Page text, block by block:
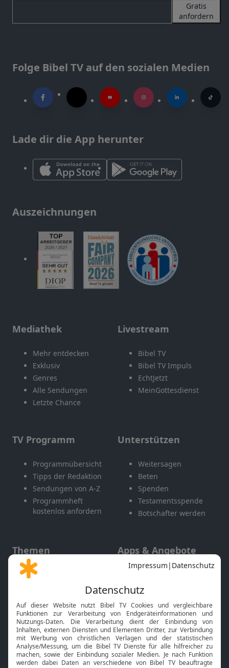
Gratis
anfordern
Folge Bibel TV auf den sozialen Medien
Lade dir die App herunter
Auszeichnungen
Mediathek
Mehr entdecken
Exklusiv
Genres
Alle Sendungen
Letzte Chance
Livestream
Bibel TV
Bibel TV Impuls
EchtJetzt
MeinGottesdienst
TV Programm
Programmübersicht
Tipps der Redaktion
Sendungen von A-Z
Programmheft
kostenlos anfordern
Unterstützen
Weitersagen
Beten
Spenden
Testamentsspende
Botschafter werden
Themen
Gott und Bibel erklärt
Neuigkeiten
Apps & Angebote
Mobile App
Smart TV
HbbTV
Bibelthek Online-Bibel
Nächster Gottesdienst